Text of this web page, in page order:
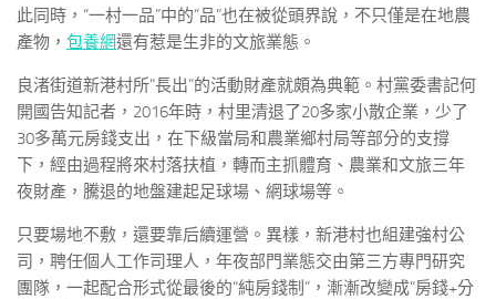
此同時，“一村一品”中的“品”也在被從頭界說，不只僅是在地農
產物， 包養網還有惹是生非的文旅業態。
良渚街道新港村所“長出”的活動財產就頗為典範。村黨委書記何
開國告知記者，2016年時，村里清退了20多家小散企業，少了
30多萬元房錢支出，在下級當局和農業鄉村局等部分的支撐
下，經由過程將來村落扶植，轉而主抓體育、農業和文旅三年
夜財產，騰退的地盤建起足球場、網球場等。
只要場地不敷，還要靠后續運營。異樣，新港村也組建強村公
司，聘任個人工作司理人，年夜部門業態交由第三方專門研究
團隊，一起配合形式從最後的“純房錢制”，漸漸改變成“房錢+分